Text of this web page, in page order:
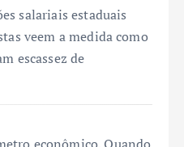
salariais estaduais
veem a medida como
escassez de